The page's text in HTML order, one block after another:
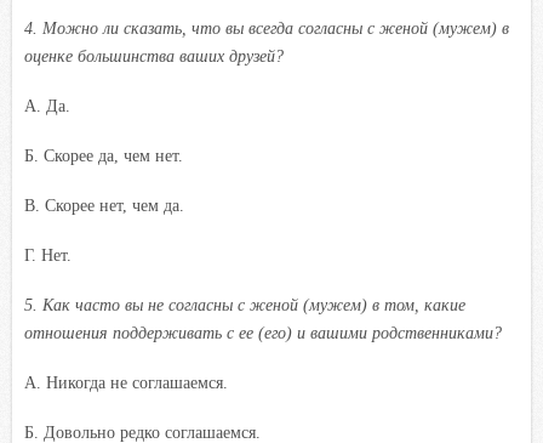
4. Можно ли сказать, что вы всегда согласны с женой (мужем) в
оценке большинства ваших друзей?
A. Да.
Б. Скорее да, чем нет.
B. Скорее нет, чем да.
Г. Нет.
5. Как часто вы не согласны с женой (мужем) в том, какие
отношения поддерживать с ее (его) и вашими родственниками?
A. Никогда не соглашаемся.
Б. Довольно редко соглашаемся.